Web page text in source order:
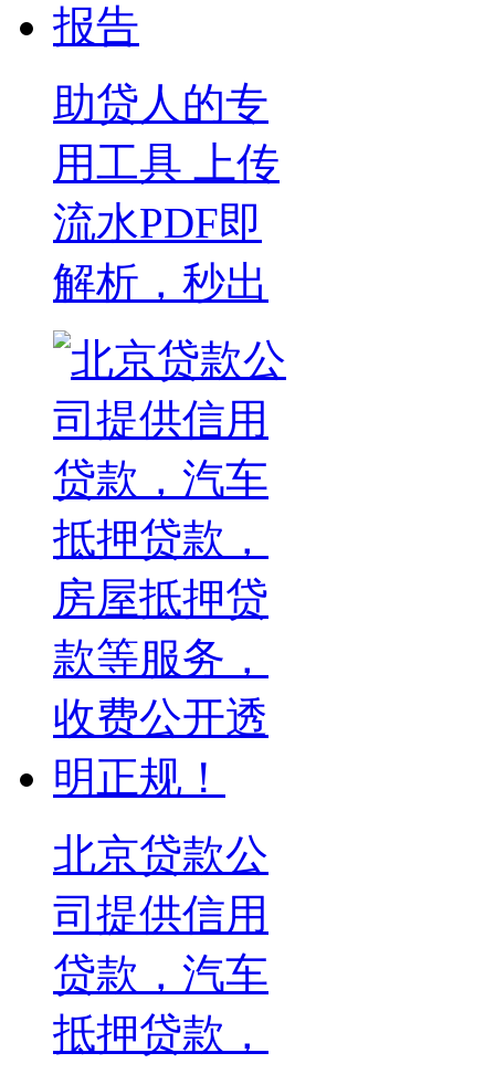
助贷人的专
用工具 上传
流水PDF即
解析，秒出
北京贷款公
司提供信用
贷款，汽车
抵押贷款，